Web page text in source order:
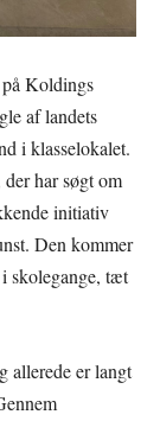
Koldings
af landets
i klasselokalet.
har søgt om
initiativ
Den kommer
skolegange, tæt
allerede er langt